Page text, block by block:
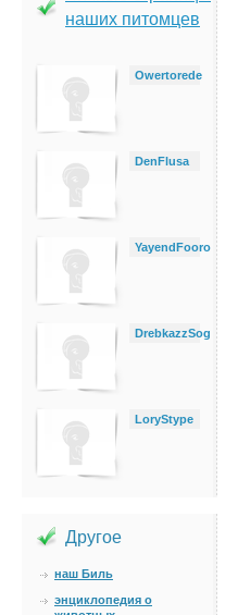
наших питомцев
Owertorede
DenFlusa
YayendFooro
DrebkazzSog
LoryStype
Другое
наш Биль
энциклопедия о